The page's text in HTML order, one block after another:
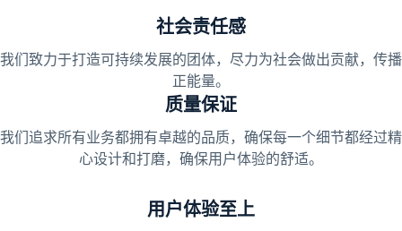
社会责任感
我们致力于打造可持续发展的团体，尽力为社会做出贡献，传播
正能量。
质量保证
我们追求所有业务都拥有卓越的品质，确保每一个细节都经过精
心设计和打磨，确保用户体验的舒适。
用户体验至上